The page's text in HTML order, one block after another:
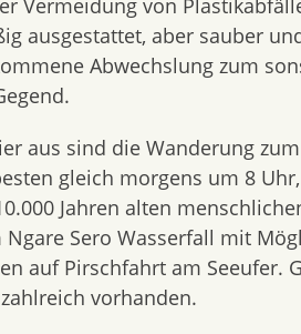
Vermeidung von
ausgestattet, aber sauber
Abwechslung zum
aus sind die Wanderung
gleich morgens um 8
Jahren alten
Sero Wasserfall mit
auf Pirschfahrt am Seeufer.
vorhanden.